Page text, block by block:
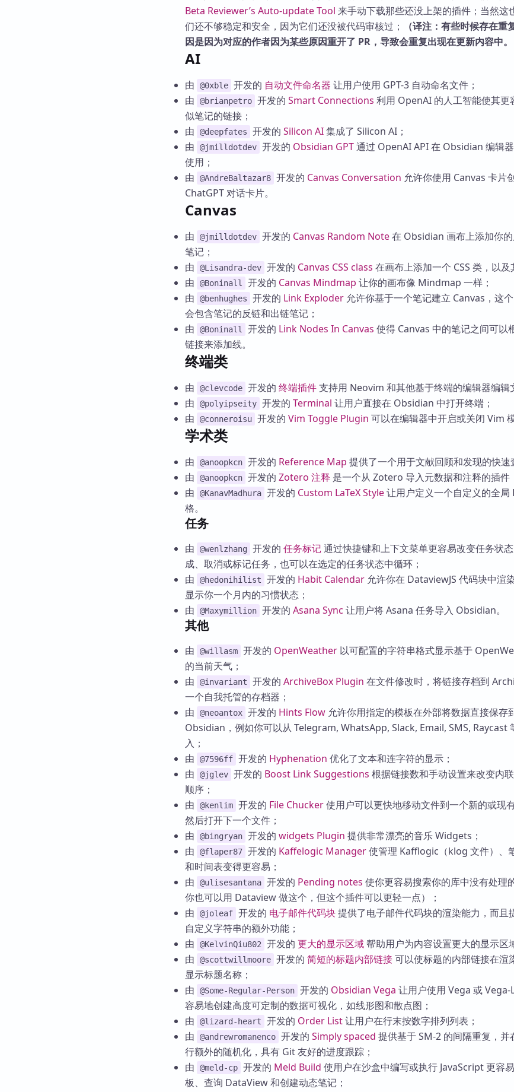
Beta Reviewer’s Auto-update Tool 来手动下载那些还没上架的插件；当然这
们还不够稳定和安全，因为它们还没被代码审核过；
（译注：有些时候存在重
因是因为对应的作者因为某些原因重开了 PR，导致会重复出现在更新内容中。
AI
由 @0xble 开发的 自动文件命名器 让用户使用 GPT-3 自动命名文件；
由
@brianpetro 开发的 Smart Connections 利用 OpenAI 的人工智能使其更
似笔记的链接；
由
@deepfates 开发的 Silicon AI集成了 Silicon AI；
由
@jmilldotdev 开发的 Obsidian GPT通过 OpenAI API 在 Obsidian 编辑
使用；
由
@AndreBaltazar8 开发的 Canvas Conversation 允许你使用 Canvas 卡片
ChatGPT 对话卡片。
Canvas
由 @jmilldotdev 开发的 Canvas Random Note在 Obsidian 画布上添加你
笔记；
由
@Lisandra-dev 开发的 Canvas CSS class 在画布上添加一个 CSS 类，以及
由
@Boninall 开发的 Canvas Mindmap 让你的画布像 Mindmap 一样；
由
@benhughes 开发的 Link Exploder允许你基于一个笔记建立 Canvas，这
会包含笔记的反链和出链笔记；
由
@Boninall 开发的 Link Nodes In Canvas 使得 Canvas 中的笔记之间可以
链接来添加线。
终端类
由 @clevcode 开发的 终端插件支持用 Neovim 和其他基于终端的编辑器编辑
由
@polyipseity 开发的 Terminal 让用户直接在 Obsidian 中打开终端；
由
@conneroisu 开发的 Vim Toggle Plugin 可以在编辑器中开启或关闭 Vim 模
学术类
由 @anoopkcn 开发的 Reference Map 提供了一个用于文献回顾和发现的快速
由
@anoopkcn 开发的 Zotero 注释 是一个从 Zotero 导入元数据和注释的插件
由
@KanavMadhura 开发的 Custom LaTeX Style让用户定义一个自定义的全局
格。
任务
由 @wenlzhang 开发的 任务标记通过快捷键和上下文菜单更容易改变任务状
成、取消或标记任务，也可以在选定的任务状态中循环；
由
@hedonihilist 开发的 Habit Calendar允许你在 DataviewJS 代码块中渲
显示你一个月内的习惯状态；
由
@Maxymillion 开发的 Asana Sync 让用户将 Asana 任务导入 Obsidian。
其他
由 @willasm 开发的 OpenWeather以可配置的字符串格式显示基于
的当前天气；
由
@invariant 开发的 ArchiveBox Plugin 在文件修改时，将链接存档到
一个自我托管的存档器；
由
@neoantox 开发的 Hints Flow允许你用指定的模板在外部将数据直接保存
Obsidian，例如你可以从 Telegram, WhatsApp, Slack, Email, SMS, Raycast
入；
由
@7596ff 开发的 Hyphenation 优化了文本和连字符的显示；
由
@jglev 开发的 Boost Link Suggestions 根据链接数和手动设置来改变内
顺序；
由
@kenlim 开发的 File Chucker使用户可以更快地移动文件到一个新的或现
然后打开下一个文件；
由
@bingryan 开发的 widgets Plugin 提供非常漂亮的音乐 Widgets；
由
@flaper87 开发的 Kaffelogic Manager使管理 Kafflogic（klog 文件）、
和时间表变得更容易；
由
@ulisesantana 开发的 Pending notes 使你更容易搜索你的库中没有处理
你也可以用 Dataview 做这个，但这个插件可以更轻一点）；
由
@joleaf 开发的 电子邮件代码块提供了电子邮件代码块的渲染能力，而且
自定义字符串的额外功能；
由
@KelvinQiu802 开发的 更大的显示区域帮助用户为内容设置更大的显示区
由
@scottwillmoore 开发的 简短的标题内部链接可以使标题的内部链接在渲
显示标题名称；
由
@Some-Regular-Person 开发的 Obsidian Vega 让用户使用 Vega 或 Vega-
容易地创建高度可定制的数据可视化，如线形图和散点图；
由
@lizard-heart 开发的 Order List让用户在行末按数字排列列表；
由
@andrewromanenco 开发的 Simply spaced 提供基于 SM-2 的间隔重复，并
行额外的随机化，具有 Git 友好的进度跟踪；
由
@meld-cp 开发的 Meld Build 使用户在沙盒中编写或执行 JavaScript 更容
板、查询 DataView 和创建动态笔记；